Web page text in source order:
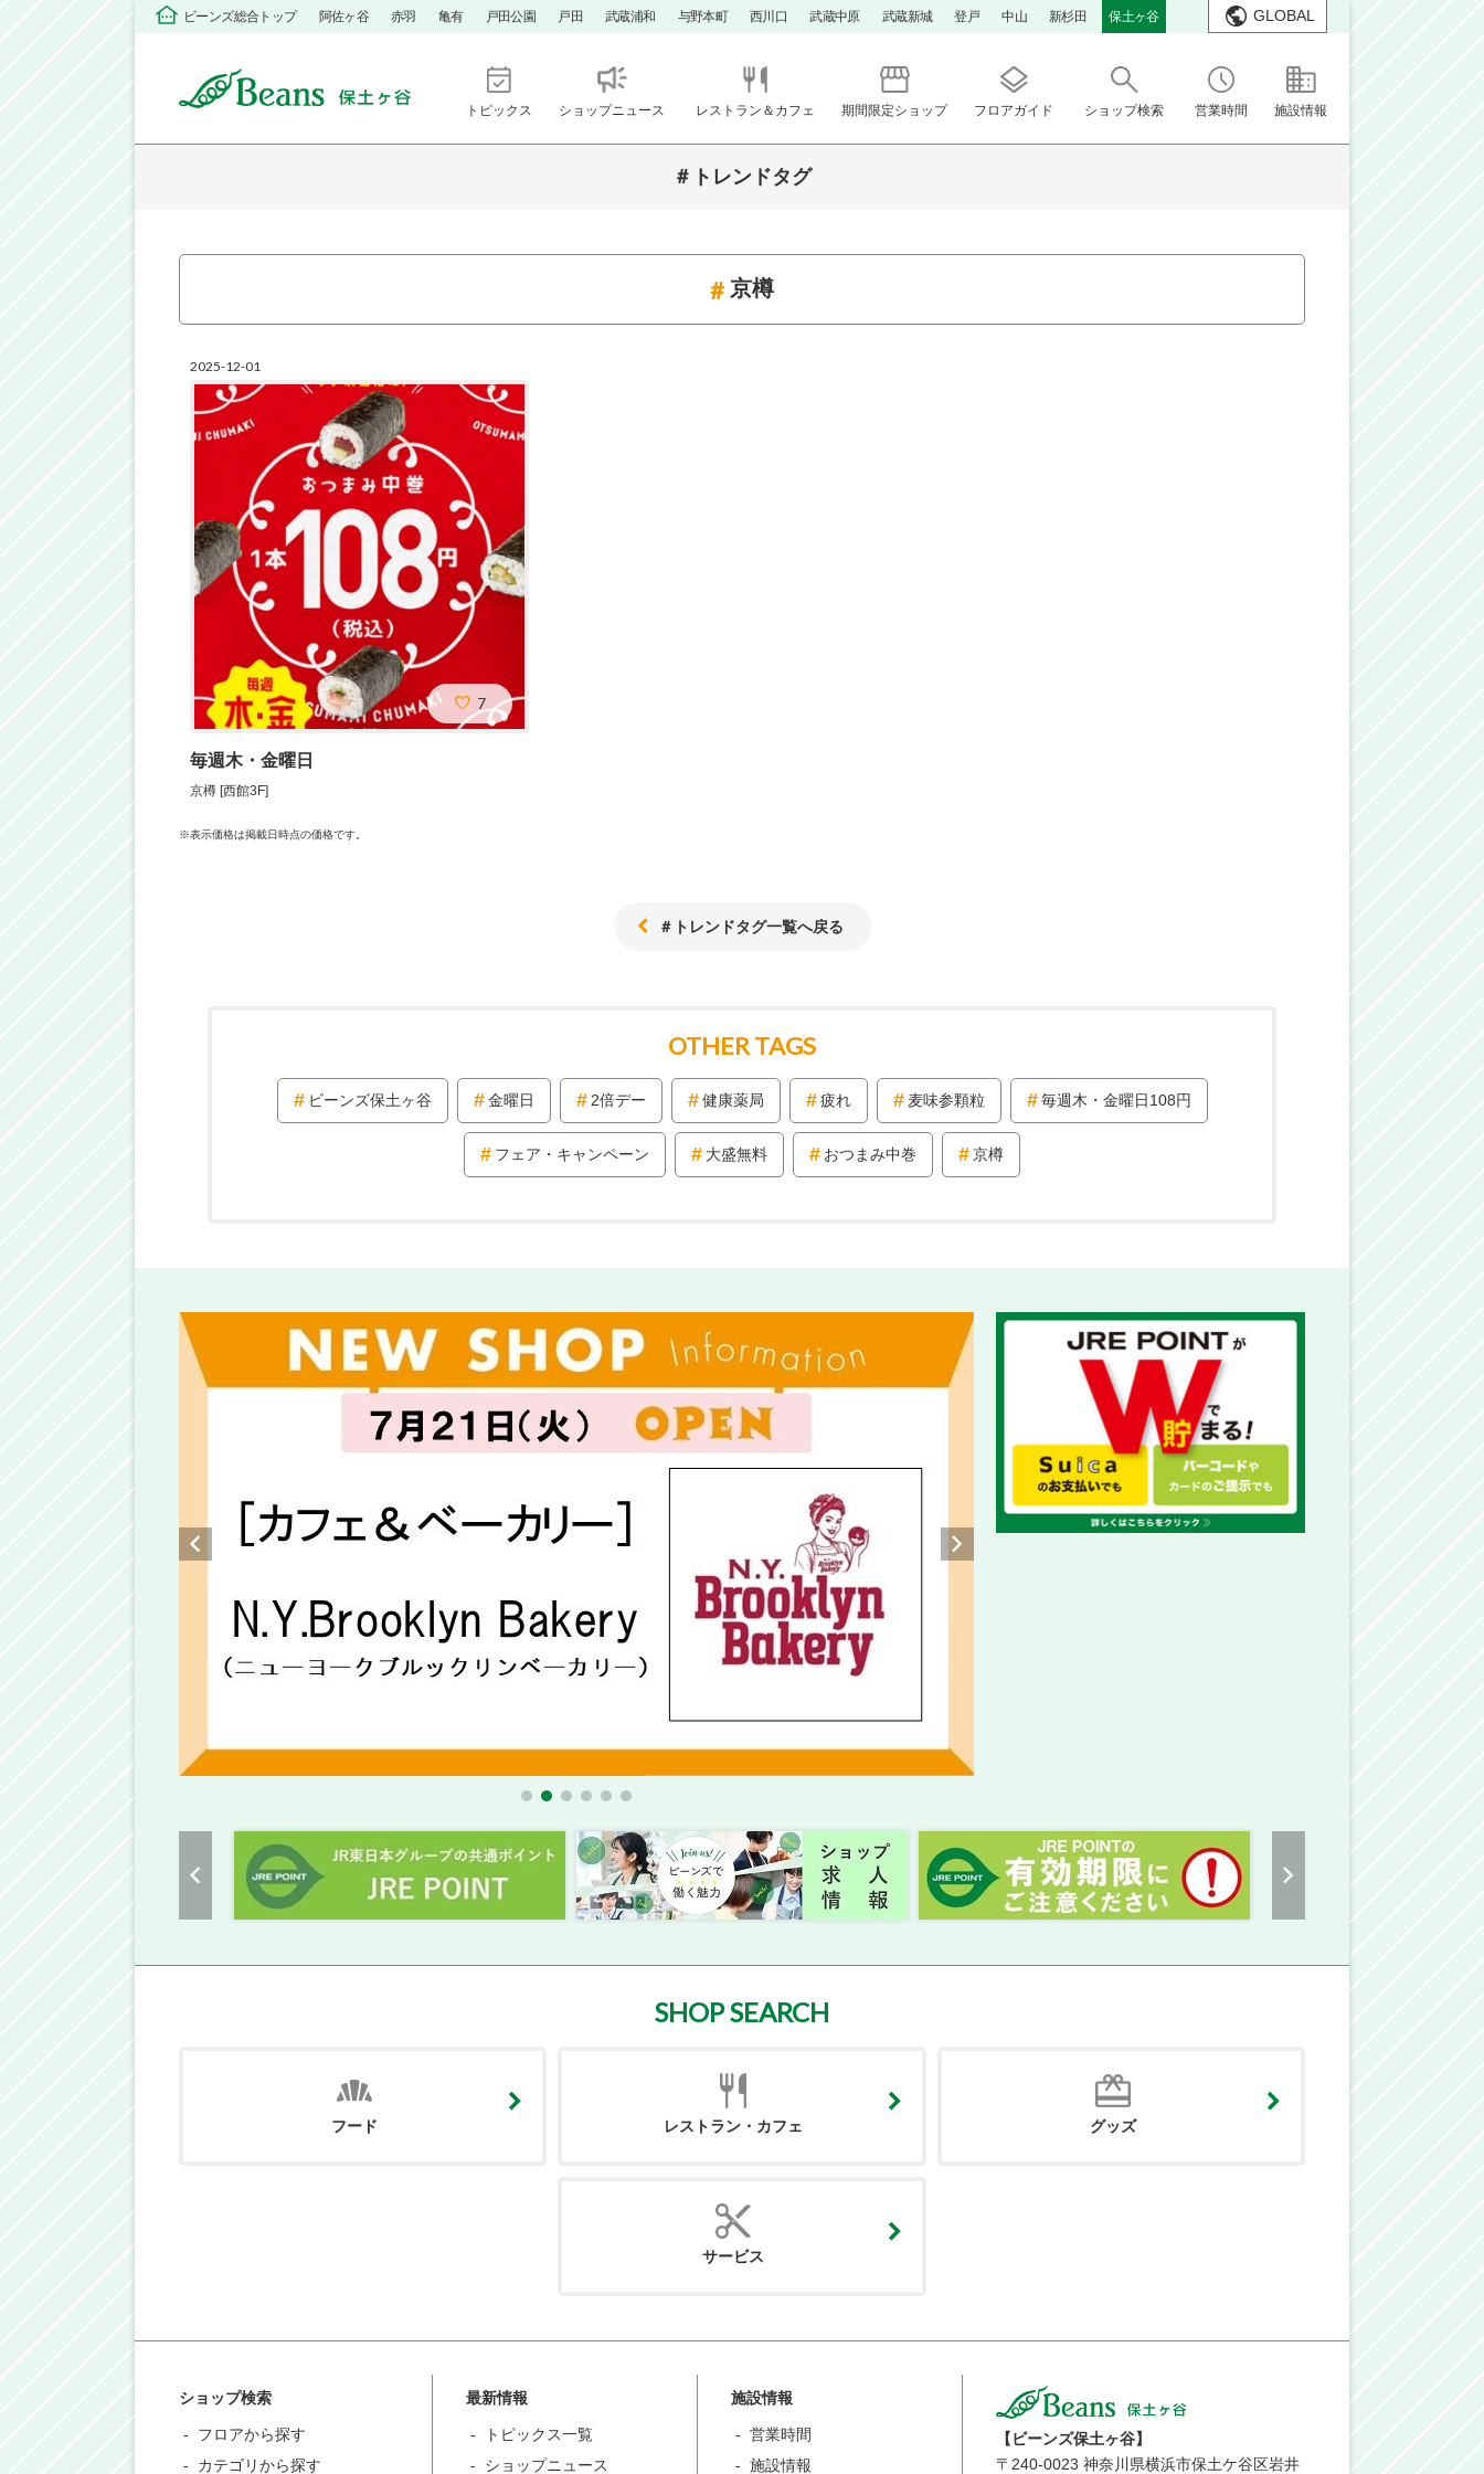
ビーンズ総合トップ 阿佐ヶ谷 赤羽 亀有 戸田公園 戸田 武蔵浦和 与野本町 西川口 武蔵中原 武蔵新城 登戸 中山 新杉田 保土ヶ谷 GLOBAL
トピックス ショップニュース レストラン＆カフェ 期間限定ショップ フロアガイド ショップ検索 営業時間 施設情報
＃トレンドタグ
京樽
2025-12-01
毎週木・金曜日
京樽 [西館3F]
7
※表示価格は掲載日時点の価格です。
＃トレンドタグ一覧へ戻る
OTHER TAGS
ビーンズ保土ヶ谷 金曜日 2倍デー 健康薬局 疲れ 麦味参顆粒 毎週木・金曜日108円
フェア・キャンペーン 大盛無料 おつまみ中巻 京樽
SHOP SEARCH
フード レストラン・カフェ グッズ
サービス
ショップ検索
フロアから探す
カテゴリから探す
最新情報
トピックス一覧
ショップニュース
施設情報
営業時間
施設情報
【ビーンズ保土ヶ谷】
〒 240-0023 神奈川県横浜市保土ケ谷区岩井